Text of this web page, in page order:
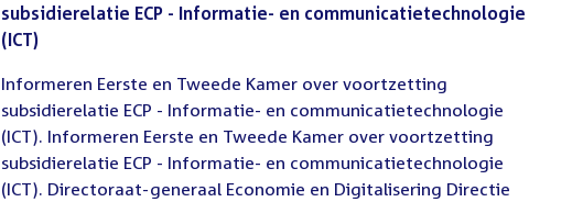
subsidierelatie ECP - Informatie- en communicatietechnologie
(ICT)
Informeren Eerste en Tweede Kamer over voortzetting
subsidierelatie ECP - Informatie- en communicatietechnologie
(ICT). Informeren Eerste en Tweede Kamer over voortzetting
subsidierelatie ECP - Informatie- en communicatietechnologie
(ICT). Directoraat-generaal Economie en Digitalisering Directie